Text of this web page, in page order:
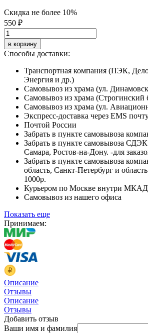
Скидка не более 10%
550 ₽
в корзину
Способы доставки:
Транспортная компания (ПЭК,
Энергия и др.)
Самовывоз из храма (ул.
Самовывоз из храма (Строгинский
Самовывоз из храма (ул.
Экспресс-доставка через EMS
Почтой России
Забрать в пункте самовывоза
Забрать в пункте самовывоза
Самара, Ростов-на-Дону. -для
Забрать в пункте самовывоза
область, Санкт-Петербург и
1000р.
Курьером по Москве внутри МКАД
Самовывоз из нашего офиса
Показать еще
Принимаем:
Описание
Отзывы
Описание
Отзывы
Добавить отзыв
Ваши имя и фамилия